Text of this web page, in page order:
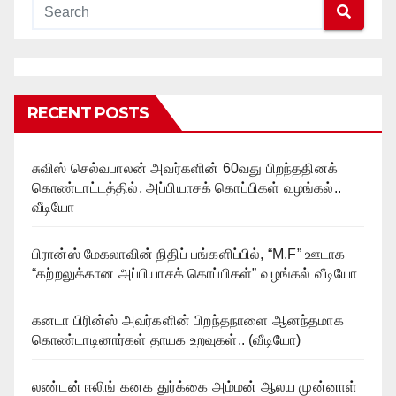
RECENT POSTS
சுவிஸ் செல்வபாலன் அவர்களின் 60வது பிறந்ததினக்
கொண்டாட்டத்தில், அப்பியாசக் கொப்பிகள் வழங்கல்..
வீடியோ
பிரான்ஸ் மேகலாவின் நிதிப் பங்களிப்பில், “M.F” ஊடாக
“கற்றலுக்கான அப்பியாசக் கொப்பிகள்” வழங்கல் வீடியோ
கனடா பிரின்ஸ் அவர்களின் பிறந்தநாளை ஆனந்தமாக
கொண்டாடினார்கள் தாயக உறவுகள்.. (வீடியோ)
லண்டன் ஈலிங் கனக துர்க்கை அம்மன் ஆலய முன்னாள்